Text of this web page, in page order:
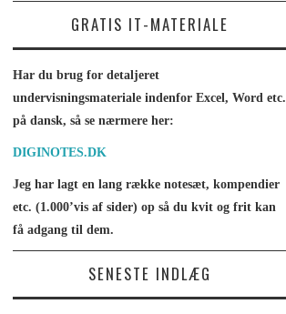
GRATIS IT-MATERIALE
Har du brug for detaljeret
undervisningsmateriale indenfor Excel, Word etc.
på dansk, så se nærmere her:
DIGINOTES.DK
Jeg har lagt en lang række notesæt, kompendier
etc. (1.000’vis af sider) op så du kvit og frit kan
få adgang til dem.
SENESTE INDLÆG